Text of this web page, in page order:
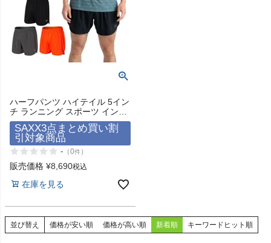
商品が見つからない方はこちら
On
THE NORTH FACE
NIKE
HOKA
ハーフパンツ ハイテイル 5イン
チ ランニング スポーツ インナ
ー付き ショーツ 下着 股擦れ 対
策 股ずれ 勝負下着 吸湿発散 吸
汗速乾 防臭 蒸れない プレゼン
ト 贈り物 ギフト サックスアン
ダーウェアー HIGHTAIL 2N1
RUN SHORT 5inch SAXX
UNDERWEAR
SAXX3点まとめ買い割
引対象商品
- （0件）
販売価格 ¥8,690税込
在庫を見る
並び替え 価格が安い順 価格が高い順 新着順 キーワードヒット順